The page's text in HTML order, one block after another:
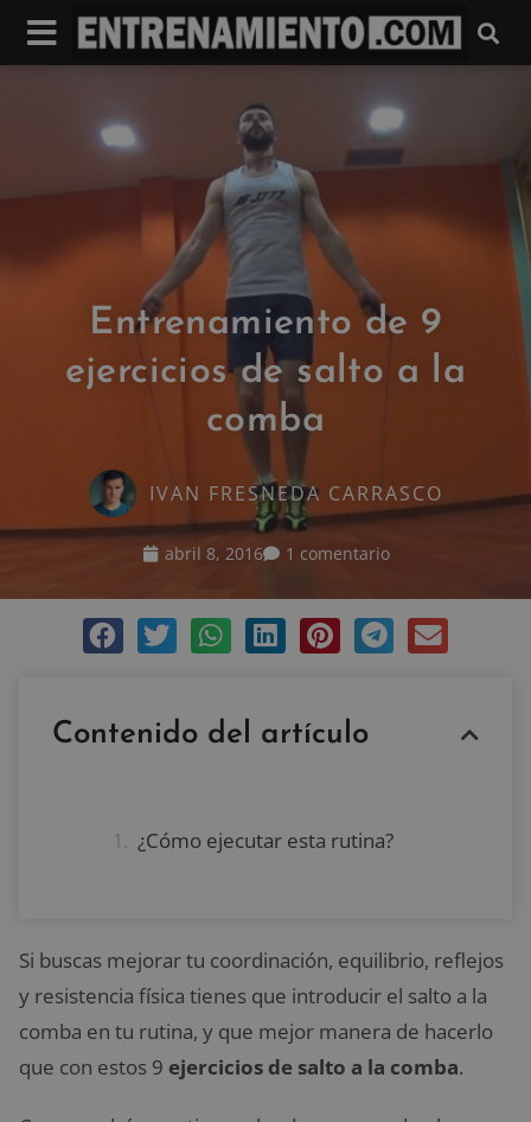
Entrenamiento de 9
ejercicios de salto a la
comba
IVAN FRESNEDA CARRASCO
abril 8, 2016 1 comentario
Contenido del artículo
¿Cómo ejecutar esta rutina?
Si buscas mejorar tu coordinación, equilibrio, reflejos
y resistencia física tienes que introducir el salto a la
comba en tu rutina, y que mejor manera de hacerlo
que con estos 9 ejercicios de salto a la comba.